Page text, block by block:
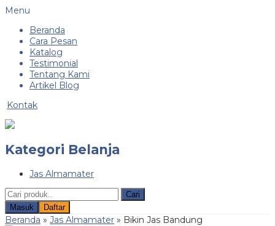
Menu
Beranda
Cara Pesan
Katalog
Testimonial
Tentang Kami
Artikel Blog
Kontak
Kategori Belanja
Jas Almamater
Cari
Masuk
Daftar
Beranda » Jas Almamater » Bikin Jas Bandung